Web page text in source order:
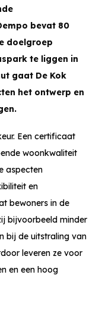
bevat 80
doelgroep
te liggen in
gaat De Kok
het ontwerp en
Een certificaat
woonkwaliteit
aspecten
en
bewoners in de
bijvoorbeeld minder
bij de uitstraling van
leveren ze voor
en een hoog